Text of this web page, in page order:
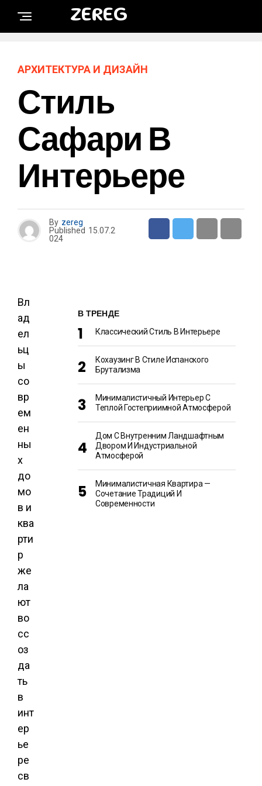
ZEREG
АРХИТЕКТУРА И ДИЗАЙН
Стиль
Сафари В
Интерьере
By zereg
Published 15.07.2
024
Вл
ад
ел
ьц
ы
со
вр
ем
ен
ны
х
до
мо
в и
ква
рти
р
же
ла
ют
во
сс
оз
да
ть
в
инт
ер
ье
ре
св
В ТРЕНДЕ
Классический Стиль В Интерьере
Кохаузинг В Стиле Испанского
Брутализма
Минималистичный Интерьер С
Теплой Гостеприимной Атмосферой
Дом С Внутренним Ландшафтным
Двором И Индустриальной
Атмосферой
Минималистичная Квартира —
Сочетание Традиций И
Современности